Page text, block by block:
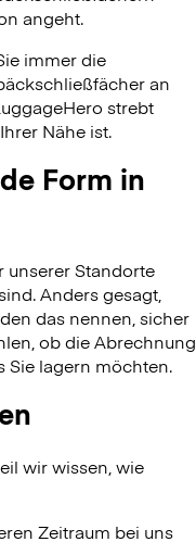
angeht.
immer die
an
strebt
Nähe ist.
Form in
unserer Standorte
Anders gesagt,
das nennen, sicher
ob die Abrechnung
Sie lagern möchten.
wir wissen, wie
Zeitraum bei uns